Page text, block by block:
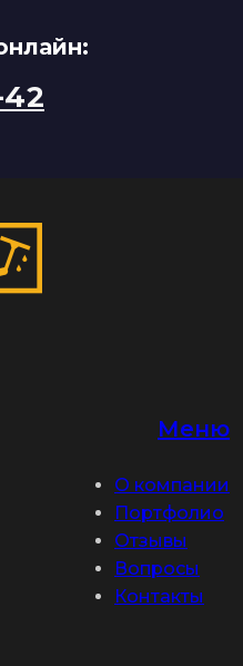
Меню
О компании
Портфолио
Отзывы
Вопросы
Контакты